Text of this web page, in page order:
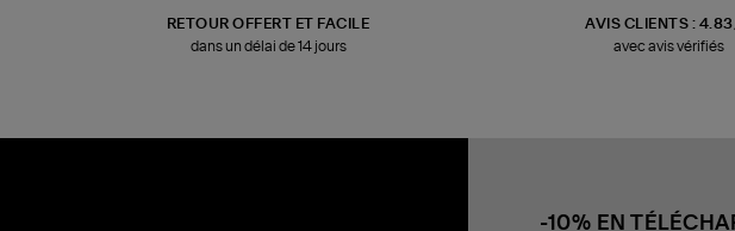
RETOUR OFFERT ET FACILE
dans un délai de 14 jours
AVIS CLIENTS :
avec avis vérifiés
-10% EN